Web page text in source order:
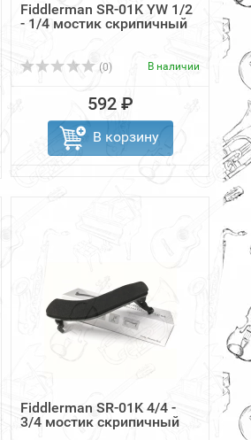
Fiddlerman SR-01K YW 1/2
- 1/4 мостик скрипичный
(0) В наличии
592 ₽
В корзину
Fiddlerman SR-01K 4/4 -
3/4 мостик скрипичный